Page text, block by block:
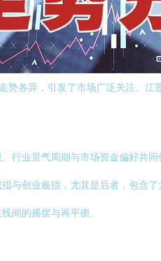
各异，引发了市场广泛关注。
行业景气周期与市场资金偏好共
与创业板指，尤其是后者，包含
间的摇摆与再平衡。